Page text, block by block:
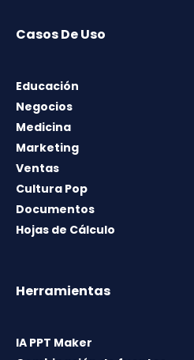
Casos De Uso
Educación
Negocios
Medicina
Marketing
Ventas
Cultura Pop
Documentos
Hojas de Cálculo
Herramientas
IA PPT Maker